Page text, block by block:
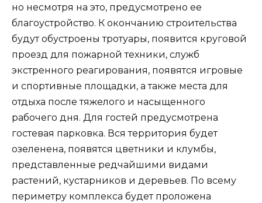
но несмотря на это, предусмотрено ее
благоустройство. К окончанию строительства
будут обустроены тротуары, появится круговой
проезд для пожарной техники, служб
экстренного реагирования, появятся игровые
и спортивные площадки, а также места для
отдыха после тяжелого и насыщенного
рабочего дня. Для гостей предусмотрена
гостевая парковка. Вся территория будет
озеленена, появятся цветники и клумбы,
представленные редчайшими видами
растений, кустарников и деревьев. По всему
периметру комплекса будет проложена